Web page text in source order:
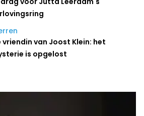
vriendin van Joost Klein: het
is opgelost